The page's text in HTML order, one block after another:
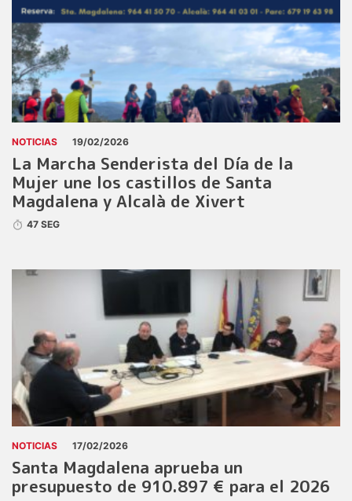
NOTICIAS 19/02/2026
La Marcha Senderista del Día de la
Mujer une los castillos de Santa
Magdalena y Alcalà de Xivert
47 SEG
NOTICIAS 17/02/2026
Santa Magdalena aprueba un
presupuesto de 910.897 € para el 2026